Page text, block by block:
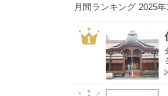
月間ランキング 2025
1